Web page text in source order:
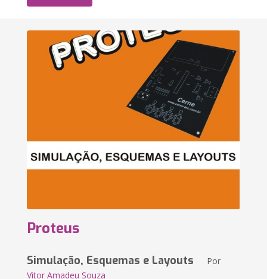
Proteus
Simulação, Esquemas e Layouts Por
Vitor Amadeu Souza